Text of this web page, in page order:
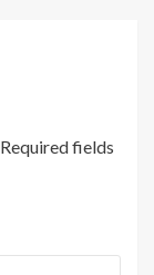
Required fields